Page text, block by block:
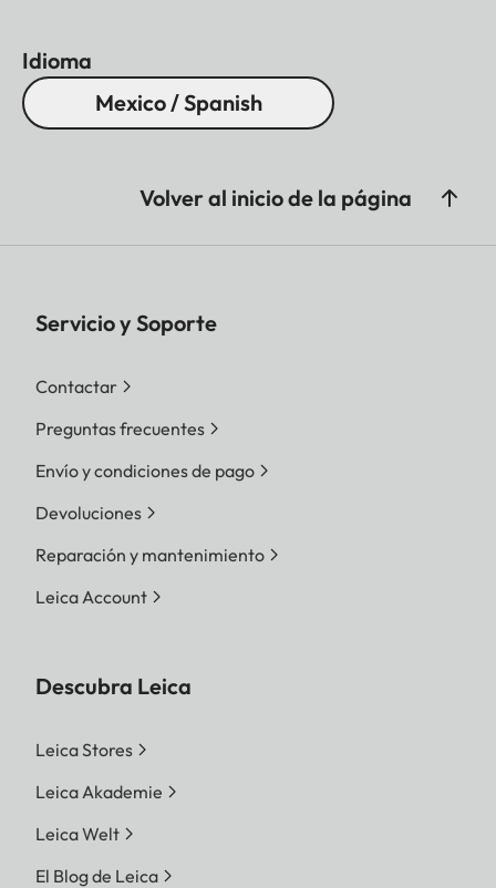
Idioma
Mexico / Spanish
Volver al inicio de la página
Servicio y Soporte
Contactar
Preguntas frecuentes
Envío y condiciones de pago
Devoluciones
Reparación y mantenimiento
Leica Account
Descubra Leica
Leica Stores
Leica Akademie
Leica Welt
El Blog de Leica